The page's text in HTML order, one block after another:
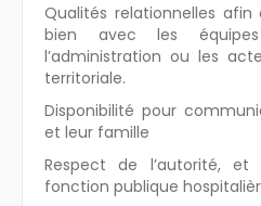
Qualités relationnelles
bien avec les équipes
l’administration ou les
territoriale.
Disponibilité pour
et leur famille
Respect de l’autorité,
fonction publique